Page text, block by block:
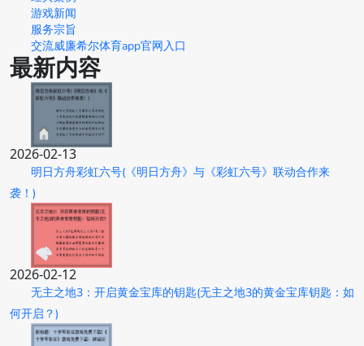
游戏新闻
服务宗旨
交流威廉希尔体育app官网入口
最新内容
2026-02-13
明日方舟彩虹六号(《明日方舟》与《彩虹六号》联动合作来
袭！)
2026-02-12
无主之地3：开启黄金宝库的钥匙(无主之地3的黄金宝库钥匙：如
何开启？)